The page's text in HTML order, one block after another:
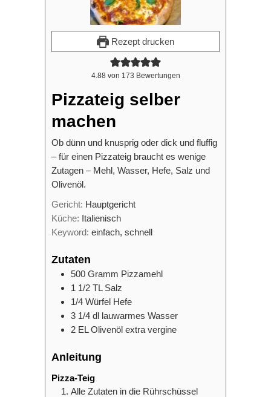
Rezept drucken
4.88von 173 Bewertungen
Pizzateig selber
machen
Ob dünn und knusprig oder dick und fluffig
– für einen Pizzateig braucht es wenige
Zutagen – Mehl, Wasser, Hefe, Salz und
Olivenöl.
Gericht: Hauptgericht
Küche: Italienisch
Keyword: einfach, schnell
Zutaten
500 Gramm Pizzamehl
1 1/2 TL Salz
1/4 Würfel Hefe
3 1/4 dl lauwarmes Wasser
2 EL Olivenöl extra vergine
Anleitung
Pizza-Teig
Alle Zutaten in die Rührschüssel